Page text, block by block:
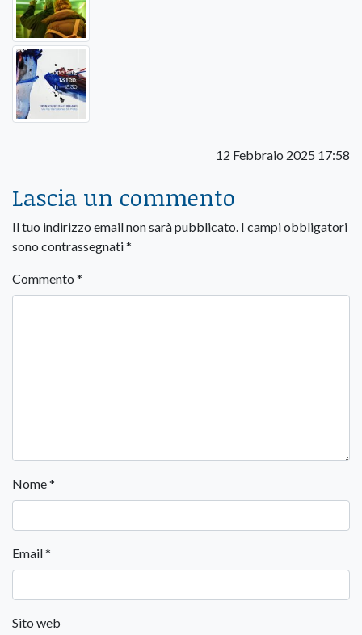
12 Febbraio 2025 17:58
Lascia un commento
Il tuo indirizzo email non sarà pubblicato. I campi obbligatori
sono contrassegnati*
Commento *
Nome*
Email*
Sito web